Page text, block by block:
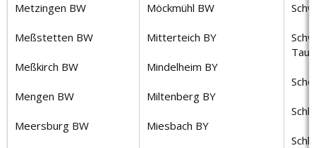
Metzingen BW
Meßstetten BW
Meßkirch BW
Mengen BW
Meersburg BW
Möckmühl BW
Mitterteich BY
Mindelheim BY
Miltenberg BY
Miesbach BY